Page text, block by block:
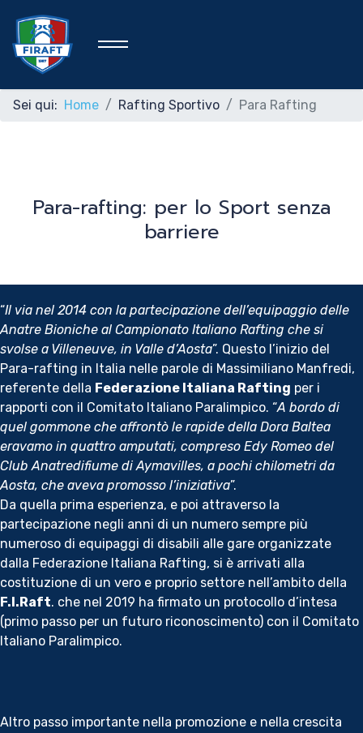
Federazione
Discipline Federali
Formazione
News
Media
Documenti
Tesseramento e
Affiliazione
Federazione
Contatti
Sei qui: Home Rafting Sportivo Para Rafting
Para-rafting: per lo Sport senza
barriere
“Il via nel 2014 con la partecipazione dell’equipaggio delle
Anatre Bioniche al Campionato Italiano Rafting che si
svolse a Villeneuve, in Valle d’Aosta”. Questo l’inizio del
Para-rafting in Italia nelle parole di Massimiliano Manfredi,
referente della Federazione Italiana Rafting per i
rapporti con il Comitato Italiano Paralimpico. “A bordo di
quel gommone che affrontò le rapide della Dora Baltea
eravamo in quattro amputati, compreso Edy Romeo del
Club Anatredifiume di Aymavilles, a pochi chilometri da
Aosta, che aveva promosso l’iniziativa”.
Da quella prima esperienza, e poi attraverso la
partecipazione negli anni di un numero sempre più
numeroso di equipaggi di disabili alle gare organizzate
dalla Federazione Italiana Rafting, si è arrivati alla
costituzione di un vero e proprio settore nell’ambito della
F.I.Raft. che nel 2019 ha firmato un protocollo d’intesa
(primo passo per un futuro riconoscimento) con il Comitato
Italiano Paralimpico.
Altro passo importante nella promozione e nella crescita